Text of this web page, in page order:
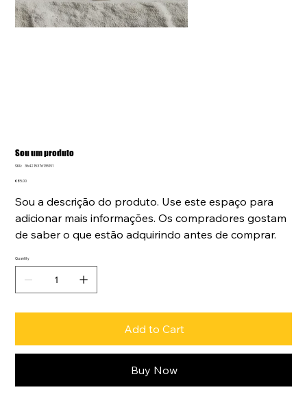
Sou um produto
SKU:
SKU
364215376135191
Price
€85.00
Sou a descrição do produto. Use este espaço para
adicionar mais informações. Os compradores gostam
de saber o que estão adquirindo antes de comprar.
Quantity
Add to Cart
Buy Now